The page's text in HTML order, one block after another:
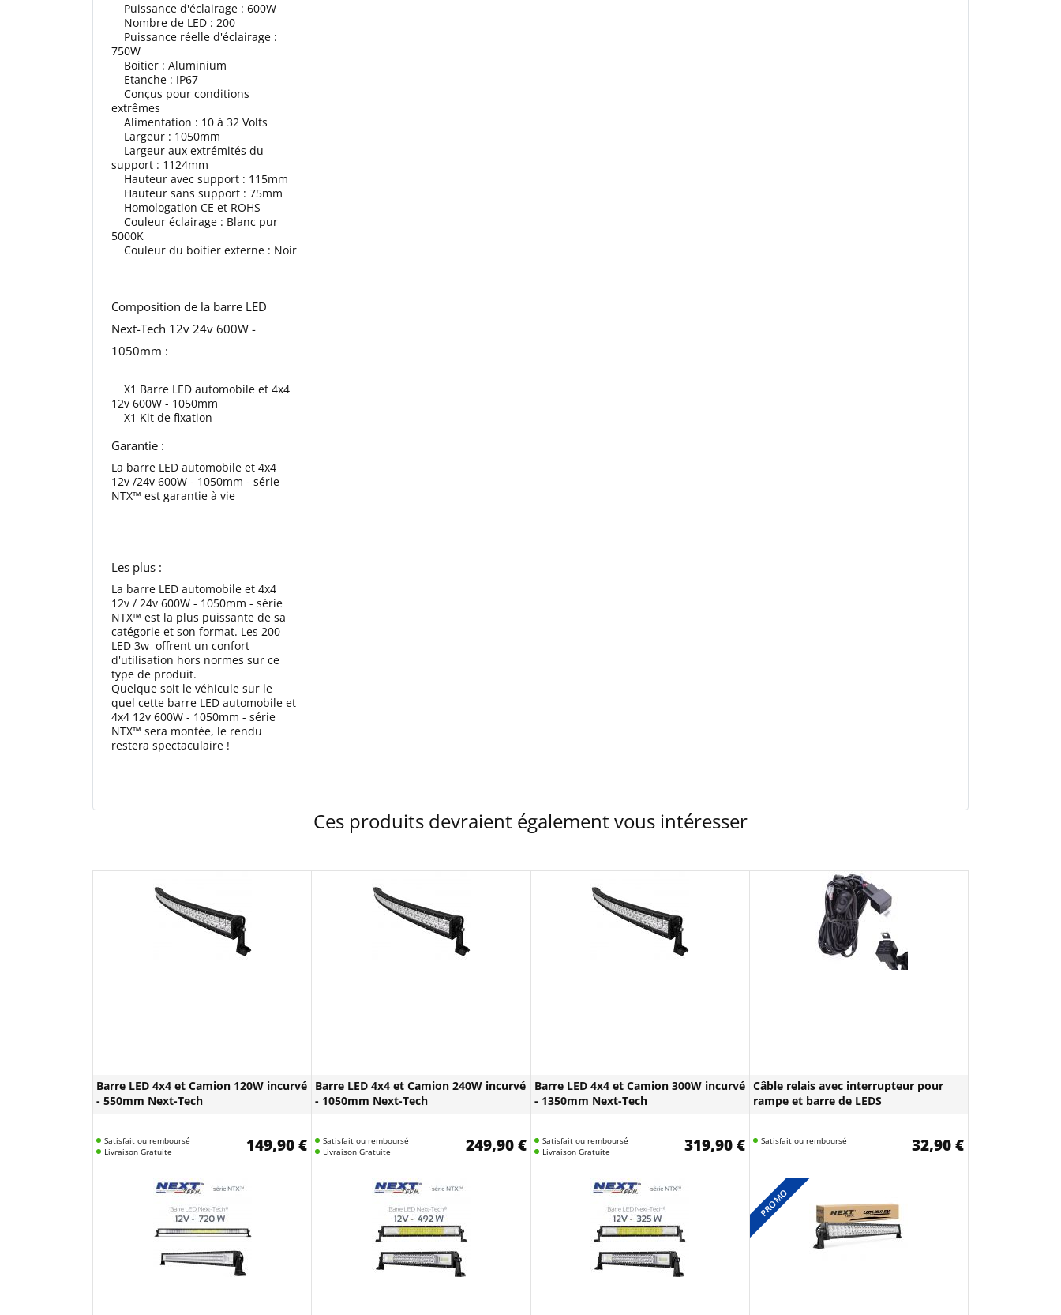
Puissance d'éclairage : 600W
Nombre de LED : 200
Puissance réelle d'éclairage :
750W
Boitier : Aluminium
Etanche : IP67
Conçus pour conditions
extrêmes
Alimentation : 10 à 32 Volts
Largeur : 1050mm
Largeur aux extrémités du
support : 1124mm
Hauteur avec support : 115mm
Hauteur sans support : 75mm
Homologation CE et ROHS
Couleur éclairage : Blanc pur
5000K
Couleur du boitier externe : Noir
Composition de la barre LED
Next-Tech 12v 24v 600W -
1050mm :
X1 Barre LED automobile et 4x4
12v 600W - 1050mm
X1 Kit de fixation
Garantie :
La barre LED automobile et 4x4
12v /24v 600W - 1050mm - série
NTX™ est garantie à vie
Les plus :
La barre LED automobile et 4x4
12v / 24v 600W - 1050mm - série
NTX™ est la plus puissante de sa
catégorie et son format. Les 200
LED 3w offrent un confort
d'utilisation hors normes sur ce
type de produit.
Quelque soit le véhicule sur le
quel cette barre LED automobile et
4x4 12v 600W - 1050mm - série
NTX™ sera montée, le rendu
restera spectaculaire !
Ces produits devraient également vous intéresser
Barre LED 4x4 et Camion 120W incurvé
- 550mm Next-Tech
Satisfait ou remboursé
Livraison Gratuite
149,90 €
Barre LED 4x4 et Camion 240W incurvé
- 1050mm Next-Tech
Satisfait ou remboursé
Livraison Gratuite
249,90 €
Barre LED 4x4 et Camion 300W incurvé
- 1350mm Next-Tech
Satisfait ou remboursé
Livraison Gratuite
319,90 €
Câble relais avec interrupteur pour
rampe et barre de LEDS
Satisfait ou remboursé 32,90 €
PROMO